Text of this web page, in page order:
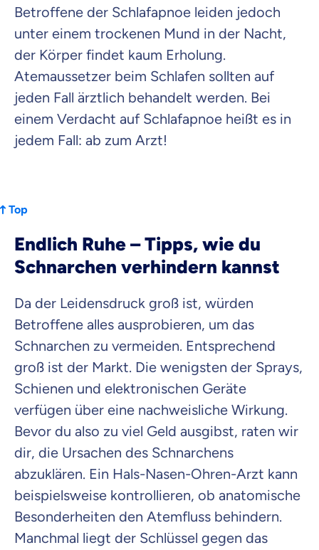
Betroffene der Schlafapnoe leiden jedoch
unter einem trockenen Mund in der Nacht,
der Körper findet kaum Erholung.
Atemaussetzer beim Schlafen sollten auf
jeden Fall ärztlich behandelt werden. Bei
einem Verdacht auf Schlafapnoe heißt es in
jedem Fall: ab zum Arzt!
Top
Endlich Ruhe – Tipps, wie du
Schnarchen verhindern kannst
Da der Leidensdruck groß ist, würden
Betroffene alles ausprobieren, um das
Schnarchen zu vermeiden. Entsprechend
groß ist der Markt. Die wenigsten der Sprays,
Schienen und elektronischen Geräte
verfügen über eine nachweisliche Wirkung.
Bevor du also zu viel Geld ausgibst, raten wir
dir, die Ursachen des Schnarchens
abzuklären. Ein Hals-Nasen-Ohren-Arzt kann
beispielsweise kontrollieren, ob anatomische
Besonderheiten den Atemfluss behindern.
Manchmal liegt der Schlüssel gegen das